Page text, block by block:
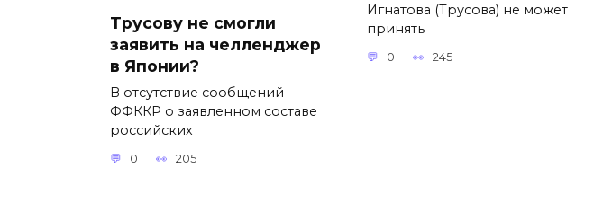
Трусову не смогли
заявить на челленджер
в Японии?
В отсутствие сообщений
ФФККР о заявленном составе
российских
0 205
Игнатова (Трусова) не может
принять
0 245